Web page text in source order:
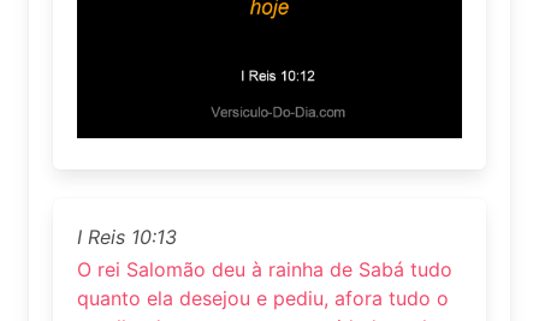
I Reis 10:13
O rei Salomão deu à rainha de Sabá tudo
quanto ela desejou e pediu, afora tudo o